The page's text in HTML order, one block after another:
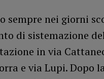
sempre nei giorni
di sistemazione
in via
e via Lupi. Dopo